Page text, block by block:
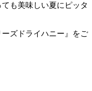
も美味しい夏にピッタ
ズドライハニー』をご